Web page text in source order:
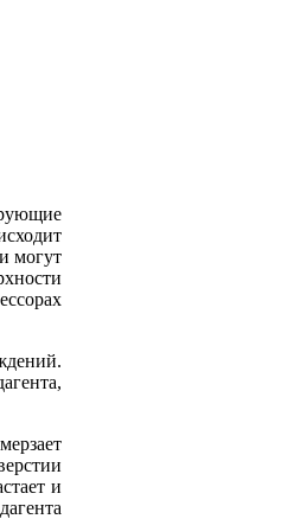
могут
и